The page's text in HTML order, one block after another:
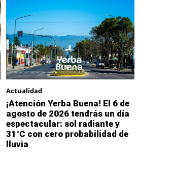
Actualidad
¡Atención Yerba Buena! El 6 de
agosto de 2026 tendrás un día
espectacular: sol radiante y
31°C con cero probabilidad de
lluvia